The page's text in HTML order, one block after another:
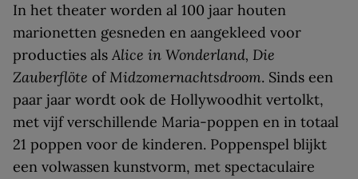
In het theater worden al 100 jaar houten
marionetten gesneden en aangekleed voor
producties als Alice in Wonderland, Die
Zauberflöte ofMidzomernachtsdroom. Sinds een
paar jaar wordt ook de Hollywoodhit vertolkt,
met vijf verschillende Maria-poppen en in totaal
21 poppen voor de kinderen. Poppenspel blijkt
een volwassen kunstvorm, met spectaculaire